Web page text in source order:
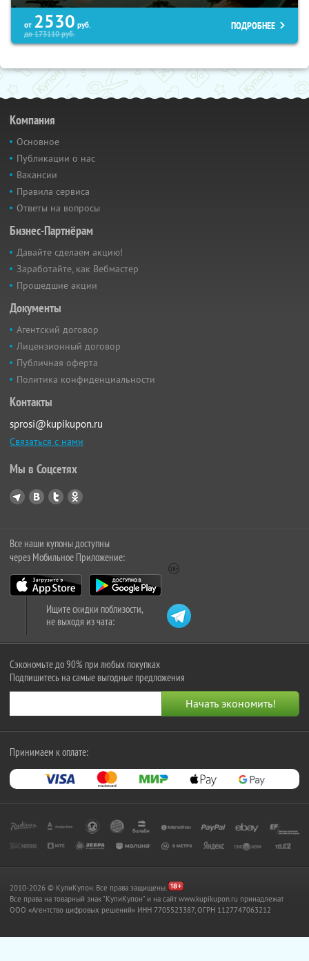
от 2530 руб.
до173110руб.
ПОДРОБНЕЕ
Компания
Основное
Публикации о нас
Вакансии
Правила сервиса
Ответы на вопросы
Бизнес-Партнёрам
Давайте сделаем акцию!
Заработайте, как Вебмастер
Прошедшие акции
Документы
Агентский договор
Лицензионный договор
Публичная оферта
Политика конфиденциальности
Контакты
sprosi@kupikupon.ru
Связаться с нами
Мы в Соцсетях
Все наши купоны доступны
через Мобильное Приложение:
Ищите скидки поблизости,
не выходя из чата:
Сэкономьте до 90% при любых покупках
Подпишитесь на самые выгодные предложения
Принимаем к оплате:
2010-2026 © КупиКупон. Все права защищены.
Все права на товарный знак "КупиКупон" и на сайт www.kupikupon.ru принадлежат
OOO «Агентство цифровых решений» ИНН 7705523387, ОГРН 1127747063212